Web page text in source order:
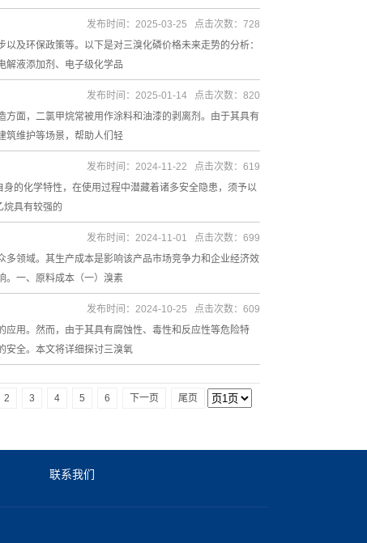
及环保政策等。以下是对三溴化磷价格未来走势的分析：
解液添加剂、电子级化学品
发布时间：2025-03-25 点击次数：728
面，二氯甲烷常被用作涂料和油漆的剥离剂。由于其具有
筑维护等场景，帮助人们轻
发布时间：2025-01-14 点击次数：820
的化学特性，在使用过程中潜藏着诸多安全隐患，须予以
烷具有较强的
发布时间：2024-11-22 点击次数：619
领域。其生产成本是影响该产品市场竞争力和企业经济效
。一、原料成本（一）溴素
发布时间：2024-11-01 点击次数：699
用。然而，由于其具有腐蚀性、毒性和反应性等危险特
安全。本文将详细探讨三溴氧
发布时间：2024-10-25 点击次数：609
2 3 4 5 6 下一页 尾页
联系我们